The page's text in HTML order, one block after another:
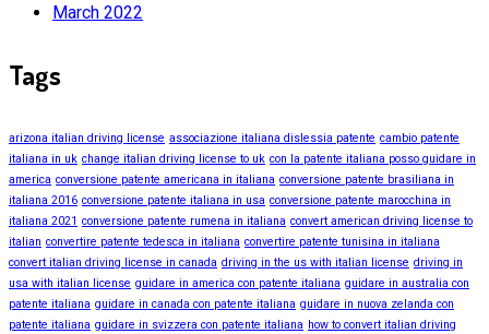
March 2022
Tags
arizona italian driving license associazione italiana dislessia patente cambio patente
italiana in uk change italian driving license to uk con la patente italiana posso guidare in
america conversione patente americana in italiana conversione patente brasiliana in
italiana 2016 conversione patente italiana in usa conversione patente marocchina in
italiana 2021 conversione patente rumena in italiana convert american driving license to
italian convertire patente tedesca in italiana convertire patente tunisina in italiana
convert italian driving license in canada driving in the us with italian license driving in
usa with italian license guidare in america con patente italiana guidare in australia con
patente italiana guidare in canada con patente italiana guidare in nuova zelanda con
patente italiana guidare in svizzera con patente italiana how to convert italian driving